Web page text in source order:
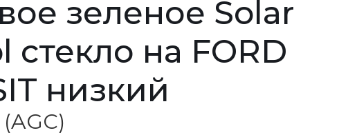
стекло на FORD
низкий
(AGC)